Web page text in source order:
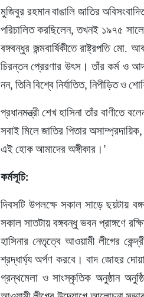
মুজিবুর রহমান বাঙালি জাতির
পরিচালিত করছিলেন, তখনই ১৯৭৫
বঙ্গবন্ধুর জন্মবার্ষিকীতে রাষ্ট্রপতি
চিরন্তন প্রেরণার উৎস। তাঁর কর্ম ও
নন, তিনি বিশ্বে নির্যাতিত, নিপীড়িত ও
প্রধানমন্ত্রী শেখ হাসিনা তাঁর বাণীতে
সবাই মিলে জাতির পিতার
এই হোক আমাদের অঙ্গীকার।’
কর্মসূচি:
দিবসটি উপলক্ষে সকাল সাড়ে ছয়টায়
সকাল সাতটায় বঙ্গবন্ধু ভবন প্রাঙ্গণে
হাসিনার নেতৃত্বে আওয়ামী লীগের
শ্রদ্ধার্ঘ্য অর্পণ করবে। বাদ জোহর
গ্রন্থমেলা ও সাংস্কৃতিক অনুষ্ঠান